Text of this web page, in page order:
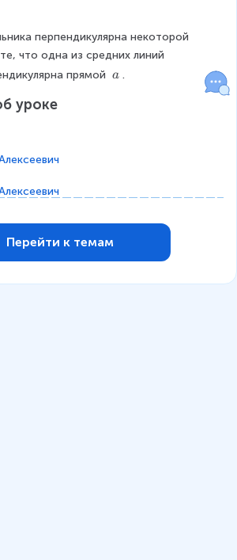
C
перпендикулярна некоторой
что одна из средних линий
прямой \
a .
уроке
Перейти к темам